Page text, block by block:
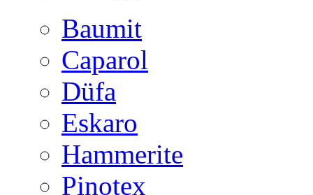
Baumit
Caparol
Düfa
Eskaro
Hammerite
Pinotex